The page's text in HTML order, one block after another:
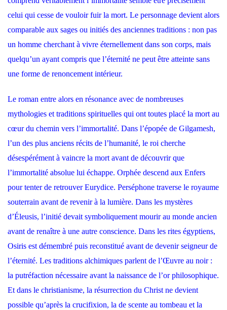
celui qui cesse de vouloir fuir la mort. Le personnage devient alors
comparable aux sages ou initiés des anciennes traditions : non pas
un homme cherchant à vivre éternellement dans son corps, mais
quelqu’un ayant compris que l’éternité ne peut être atteinte sans
une forme de renoncement intérieur.
Le roman entre alors en résonance avec de nombreuses
mythologies et traditions spirituelles qui ont toutes placé la mort au
cœur du chemin vers l’immortalité. Dans l’épopée de Gilgamesh,
l’un des plus anciens récits de l’humanité, le roi cherche
désespérément à vaincre la mort avant de découvrir que
l’immortalité absolue lui échappe. Orphée descend aux Enfers
pour tenter de retrouver Eurydice. Perséphone traverse le royaume
souterrain avant de revenir à la lumière. Dans les mystères
d’Éleusis, l’initié devait symboliquement mourir au monde ancien
avant de renaître à une autre conscience. Dans les rites égyptiens,
Osiris est démembré puis reconstitué avant de devenir seigneur de
l’éternité. Les traditions alchimiques parlent de l’Œuvre au noir :
la putréfaction nécessaire avant la naissance de l’or philosophique.
Et dans le christianisme, la résurrection du Christ ne devient
possible qu’après la crucifixion, la de scente au tombeau et la